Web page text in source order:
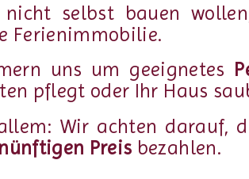
nicht selbst bauen
Ferienimmobilie.
uns um geeignetes
pflegt oder Ihr Haus
Wir achten darauf,
Preis bezahlen.